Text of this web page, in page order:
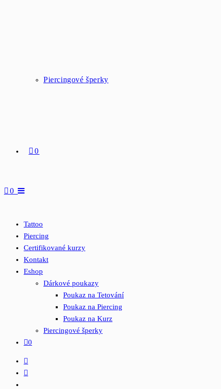
Piercingové šperky
0
0
Tattoo
Piercing
Certifikované kurzy
Kontakt
Eshop
Dárkové poukazy
Poukaz na Tetování
Poukaz na Piercing
Poukaz na Kurz
Piercingové šperky
0